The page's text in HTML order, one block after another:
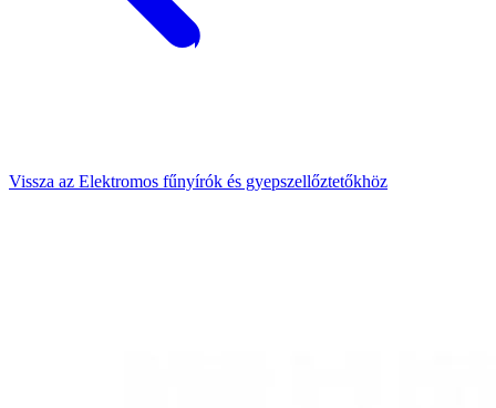
Vissza az Elektromos fűnyírók és gyepszellőztetőkhöz